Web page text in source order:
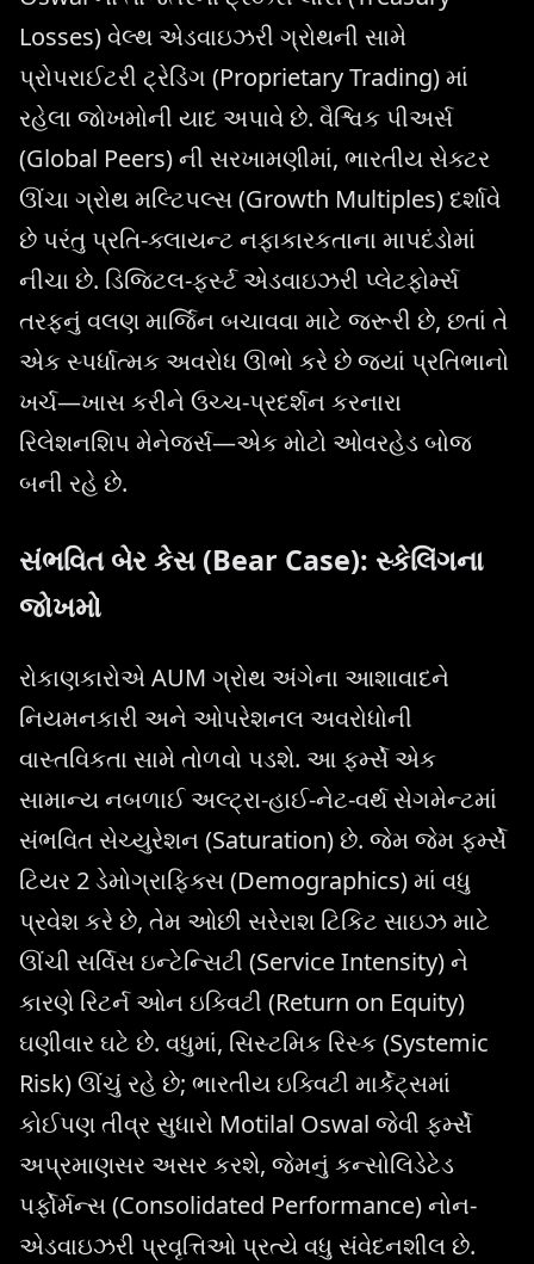
Losses) વેલ્થ એડવાઇઝરી ગ્રોથની સામે
પ્રોપરાઈટરી ટ્રેડિંગ (Proprietary Trading) માં
રહેલા જોખમોની યાદ અપાવે છે. વૈશ્વિક પીઅર્સ
(Global Peers) ની સરખામણીમાં, ભારતીય સેક્ટર
ઊંચા ગ્રોથ મલ્ટિપલ્સ (Growth Multiples) દર્શાવે
છે પરંતુ પ્રતિ-ક્લાયન્ટ નફાકારકતાના માપદંડોમાં
નીચા છે. ડિજિટલ-ફર્સ્ટ એડવાઇઝરી પ્લેટફોર્મ્સ
તરફનું વલણ માર્જિન બચાવવા માટે જરૂરી છે, છતાં તે
એક સ્પર્ધાત્મક અવરોધ ઊભો કરે છે જ્યાં પ્રતિભાનો
ખર્ચ—ખાસ કરીને ઉચ્ચ-પ્રદર્શન કરનારા
રિલેશનશિપ મેનેજર્સ—એક મોટો ઓવરહેડ બોજ
બની રહે છે.
સંભવિત બેર કેસ (Bear Case): સ્કેલિંગના
જોખમો
રોકાણકારોએ AUM ગ્રોથ અંગેના આશાવાદને
નિયમનકારી અને ઓપરેશનલ અવરોધોની
વાસ્તવિકતા સામે તોળવો પડશે. આ ફર્મ્સે એક
સામાન્ય નબળાઈ અલ્ટ્રા-હાઈ-નેટ-વર્થ સેગમેન્ટમાં
સંભવિત સેચ્યુરેશન (Saturation) છે. જેમ જેમ ફર્મ્સે
ટિયર 2 ડેમોગ્રાફિક્સ (Demographics) માં વધુ
પ્રવેશ કરે છે, તેમ ઓછી સરેરાશ ટિકિટ સાઇઝ માટે
ઊંચી સર્વિસ ઇન્ટેન્સિટી (Service Intensity) ને
કારણે રિટર્ન ઓન ઇક્વિટી (Return on Equity)
ઘણીવાર ઘટે છે. વધુમાં, સિસ્ટમિક રિસ્ક (Systemic
Risk) ઊંચું રહે છે; ભારતીય ઇક્વિટી માર્કેટ્સમાં
કોઈપણ તીવ્ર સુધારો Motilal Oswal જેવી ફર્મ્સે
અપ્રમાણસર અસર કરશે, જેમનું કન્સોલિડેટેડ
પર્ફોર્મન્સ (Consolidated Performance) નોન-
એડવાઇઝરી પ્રવૃત્તિઓ પ્રત્યે વધુ સંવેદનશીલ છે.